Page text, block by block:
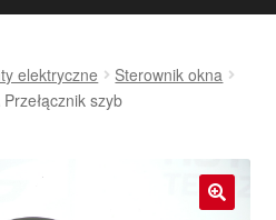
elektryczne
Sterownik okna
szyb